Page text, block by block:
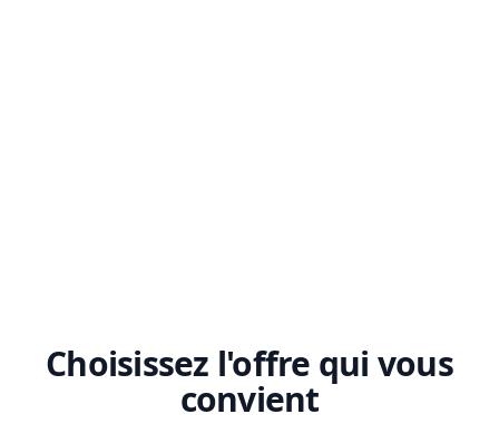
Choisissez l'offre qui vous
convient